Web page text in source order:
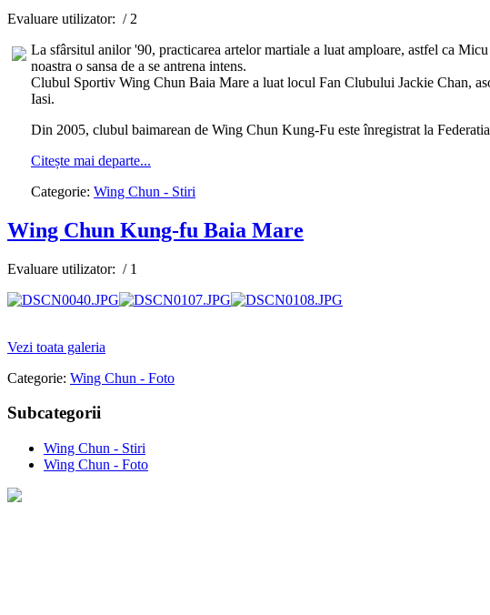
Evaluare utilizator: / 2
La sfârsitul anilor '90, practicarea artelor martiale a luat amploare, astfel ca
noastra o sansa de a se antrena intens.
Clubul Sportiv Wing Chun Baia Mare a luat locul Fan Clubului Jackie Chan,
Iasi.
Din 2005, clubul baimarean de Wing Chun Kung-Fu este înregistrat la
Citește mai departe...
Categorie: Wing Chun - Stiri
Wing Chun Kung-fu Baia Mare
Evaluare utilizator: / 1
Vezi toata galeria
Categorie: Wing Chun - Foto
Subcategorii
Wing Chun - Stiri
Wing Chun - Foto